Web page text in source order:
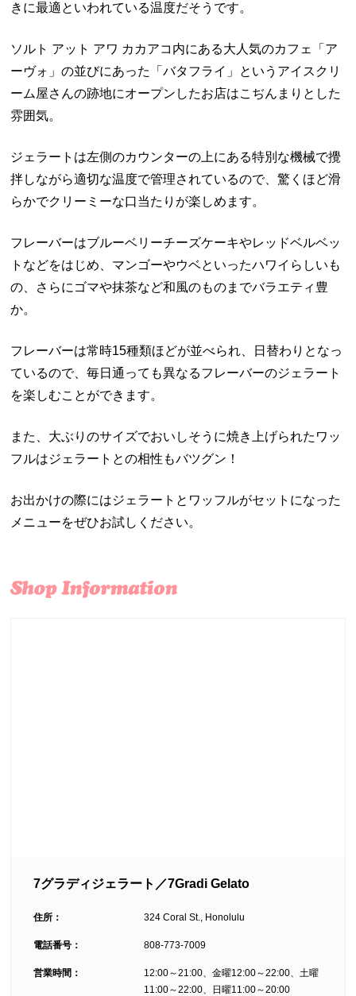
きに最適といわれている温度だそうです。
ソルト アット アワ カカアコ内にある大人気のカフェ「ア
ーヴォ」の並びにあった「バタフライ」というアイスクリ
ーム屋さんの跡地にオープンしたお店はこぢんまりとした
雰囲気。
ジェラートは左側のカウンターの上にある特別な機械で攪
拌しながら適切な温度で管理されているので、驚くほど滑
らかでクリーミーな口当たりが楽しめます。
フレーバーはブルーベリーチーズケーキやレッドベルベッ
トなどをはじめ、マンゴーやウベといったハワイらしいも
の、さらにゴマや抹茶など和風のものまでバラエティ豊
か。
フレーバーは常時15種類ほどが並べられ、日替わりとなっ
ているので、毎日通っても異なるフレーバーのジェラート
を楽しむことができます。
また、大ぶりのサイズでおいしそうに焼き上げられたワッ
フルはジェラートとの相性もバツグン！
お出かけの際にはジェラートとワッフルがセットになった
メニューをぜひお試しください。
7グラディジェラート／7Gradi Gelato
住所： 324 Coral St., Honolulu
電話番号： 808-773-7009
営業時間：
12:00～21:00、金曜12:00～22:00、土曜
11:00～22:00、日曜11:00～20:00